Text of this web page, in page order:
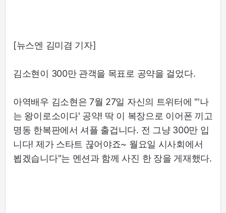
[뉴스엔 김미겸 기자]
김소현이 300만 관객을 목표로 공약을 걸었다.
아역배우 김소현은 7월 27일 자신의 트위터에 "'나
는 왕이로소이다' 공약! 딱 이 복장으로 이어폰 끼고
명동 한복판에서 셔플 출겁니다. 전 그냥 300만 입
니다! 제가 스타트 끊어야죠~ 월요일 시사회에서
뵙겠습니다"는 멘션과 함께 사진 한 장을 게재했다.